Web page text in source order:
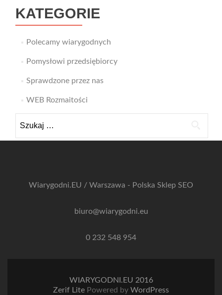
KATEGORIE
Polecamy wiarygodnych
Pomysłowi przedsiębiorcy
Sprawdzone przez nas
WEB Rozmaitości
Wiarygodni.EU / Warszawa - Polska Sklep SEO
biuro@wiarygodni.eu
0 232 548 954
WIARYGODNI.EU 2016
Zerif Lite Powered by WordPress